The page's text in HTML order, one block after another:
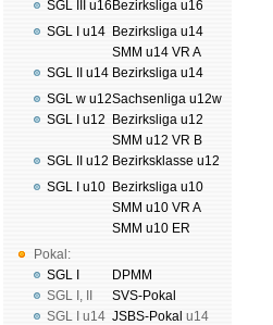
SGL III u16
SGL I u14
SGL II u14
SGL w u12
SGL I u12
SGL II u12
SGL I u10
Pokal:
SGL I
SGL I ,
SGL I
u14
Bezirksliga u16
Bezirksliga u14
SMM u14 VR A
Bezirksliga u14
Sachsenliga u12w
Bezirksliga u12
SMM u12 VR B
Bezirksklasse u12
Bezirksliga u10
SMM u10 VR A
SMM u10 ER
DPMM
SVS-Pokal
JSBS-Pokal u14